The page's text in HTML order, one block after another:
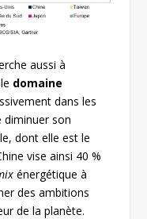
aussi à
domaine
dans les
diminuer son
dont elle est le
vise ainsi 40 %
énergétique à
des ambitions
de la planète.